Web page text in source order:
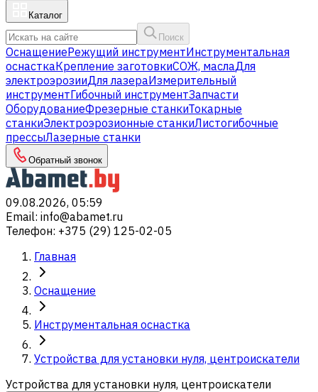
Каталог
Поиск
ОснащениеРежущий инструментИнструментальная
оснасткаКрепление заготовкиСОЖ, маслаДля
электроэрозииДля лазераИзмерительный
инструментГибочный инструментЗапчасти
ОборудованиеФрезерные станкиТокарные
станкиЭлектроэрозионные станкиЛистогибочные
прессыЛазерные станки
Обратный звонок
09.08.2026, 05:59
Email: info@abamet.ru
Телефон: +375 (29) 125-02-05
Главная
Оснащение
Инструментальная оснастка
Устройства для установки нуля, центроискатели
Устройства для установки нуля, центроискатели